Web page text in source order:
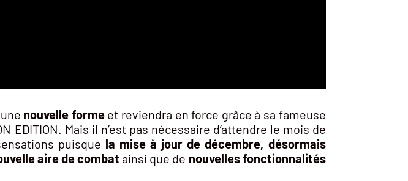
nouvelle formeet reviendra en force grâce à sa fameuse
EDITION. Mais il n’est pas nécessaire d’attendre le mois de
puisque la mise à jour de décembre, désormais
aire de combat ainsi que de nouvelles fonctionnalités